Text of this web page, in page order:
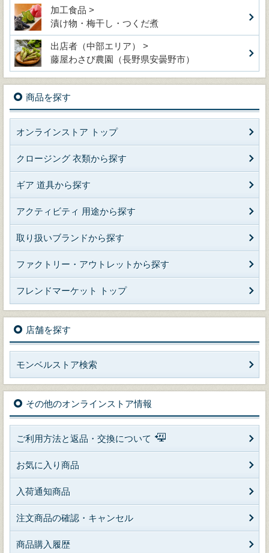
加工食品 >
漬け物・梅干し・つくだ煮
出店者（中部エリア） >
藤屋わさび農園（長野県安曇野市）
商品を探す
オンラインストア トップ
クロージング 衣類から探す
ギア 道具から探す
アクティビティ 用途から探す
取り扱いブランドから探す
ファクトリー・アウトレットから探す
フレンドマーケット トップ
店舗を探す
モンベルストア検索
その他のオンラインストア情報
ご利用方法と返品・交換について
お気に入り商品
入荷通知商品
注文商品の確認・キャンセル
商品購入履歴